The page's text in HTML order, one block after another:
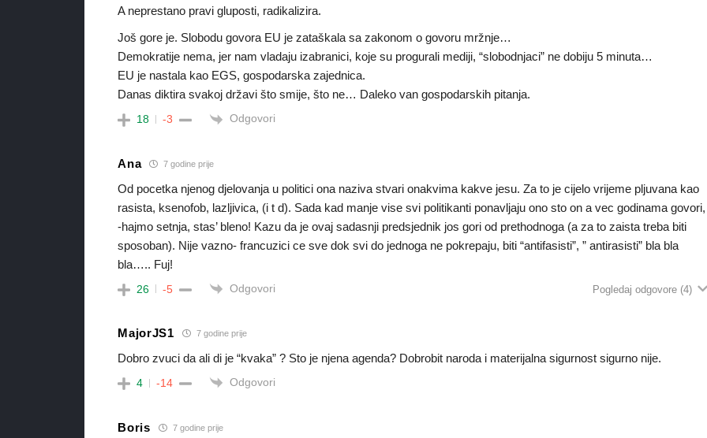
A neprestano pravi gluposti, radikalizira.
Još gore je. Slobodu govora EU je zataškala sa zakonom o govoru mržnje…
Demokratije nema, jer nam vladaju izabranici, koje su progurali mediji, “slobodnjaci” ne dobiju 5 minuta…
EU je nastala kao EGS, gospodarska zajednica.
Danas diktira svakoj državi što smije, što ne… Daleko van gospodarskih pitanja.
18 -3 Odgovori
Ana 7 godine prije
Od pocetka njenog djelovanja u politici ona naziva stvari onakvima kakve jesu. Za to je cijelo vrijeme pljuvana kao
rasista, ksenofob, lazljivica, (i t d). Sada kad manje vise svi politikanti ponavljaju ono sto on a vec godinama govori,
-hajmo setnja, stas’ bleno! Kazu da je ovaj sadasnji predsjednik jos gori od prethodnoga (a za to zaista treba biti
sposoban). Nije vazno- francuzici ce sve dok svi do jednoga ne pokrepaju, biti “antifasisti”, ” antirasisti” bla bla
bla….. Fuj!
26 -5 Odgovori Pogledaj odgovore (4)
MajorJS1 7 godine prije
Dobro zvuci da ali di je “kvaka” ? Sto je njena agenda? Dobrobit naroda i materijalna sigurnost sigurno nije.
4 -14 Odgovori
Boris 7 godine prije